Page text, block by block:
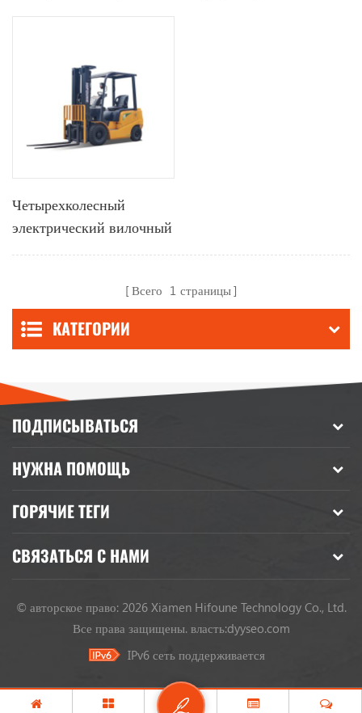
Четырехколесный
электрический вилочный
Всего 1 страницы
КАТЕГОРИИ
ПОДПИСЫВАТЬСЯ
НУЖНА ПОМОЩЬ
ГОРЯЧИЕ ТЕГИ
СВЯЗАТЬСЯ С НАМИ
© авторское право: 2026 Xiamen Hifoune Technology Co., Ltd.
Все права защищены. власть:dyyseo.com
IPv6 сеть поддерживается